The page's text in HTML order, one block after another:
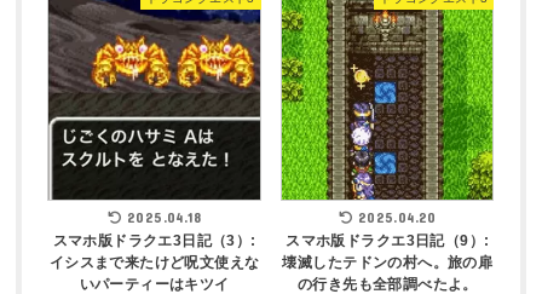
2025.04.18
スマホ版ドラクエ3日記（3）:
イシスまで来たけど呪文使えな
いパーティーはキツイ
2025.04.20
スマホ版ドラクエ3日記（9）:
壊滅したテドンの村へ。旅の扉
の行き先も全部調べたよ。